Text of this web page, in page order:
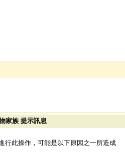
家族 提示訊息
行此操作，可能是以下原因之一所造成